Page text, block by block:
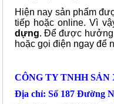
Hiện nay sản phẩm
tiếp hoặc online. Vì
dựng. Để được hưởng
hoặc gọi điện ngay để
CÔNG TY TNHH
Địa chỉ: Số 187 Đường